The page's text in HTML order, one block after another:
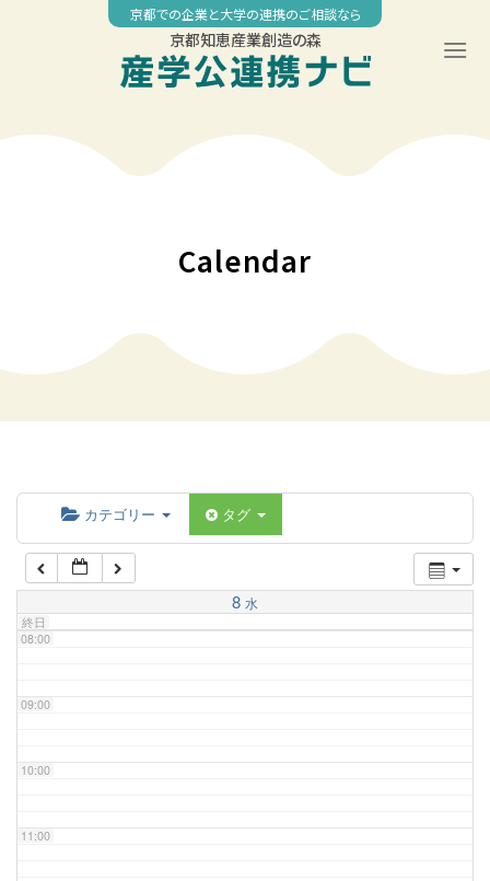
京都での企業と大学の連携のご相談なら
京都知恵産業創造の森
Calendar
カテゴリー タグ
8 水
終日
04:00
07:00
08:00
09:00
10:00
11:00